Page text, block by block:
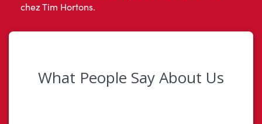
chez Tim Hortons.